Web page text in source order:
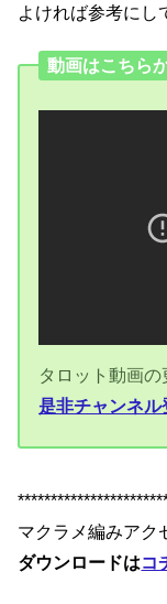
よければ参考にし
動画はこちら
タロット動画
是非チャンネル
マクラメ編みアク
ダウンロードはコ